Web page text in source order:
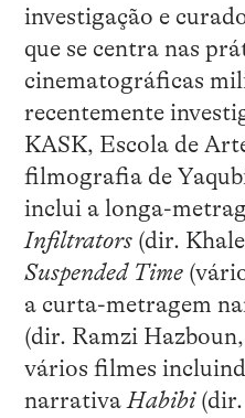
investigação e
que se centra nas
cinematográficas
recentemente
KASK, Escola de
filmografia de
inclui a longa-
Infiltrators(dir.
Suspended Time
a curta-metragem
(dir. Ramzi
vários filmes
narrativaHabibi(dir.